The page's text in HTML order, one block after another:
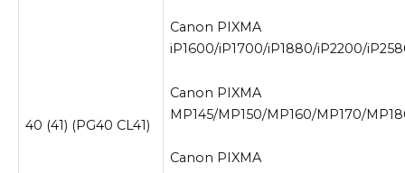
40 (41) (PG40 CL41)
Canon PIXMA
iP1600/iP1700/iP1880/iP2200/
Canon PIXMA
MP145/MP150/MP160/MP170/
Canon PIXMA